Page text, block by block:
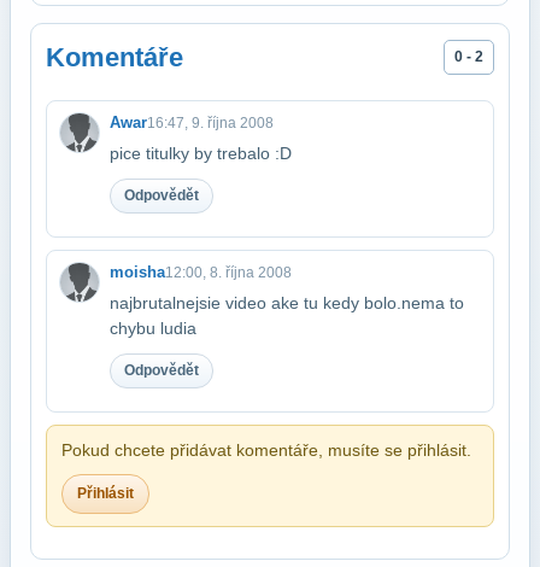
Komentáře 0 - 2
Awar16:47, 9. října 2008
pice titulky by trebalo :D
Odpovědět
moisha12:00, 8. října 2008
najbrutalnejsie video ake tu kedy bolo.nema to
chybu ludia
Odpovědět
Pokud chcete přidávat komentáře, musíte se přihlásit.
Přihlásit